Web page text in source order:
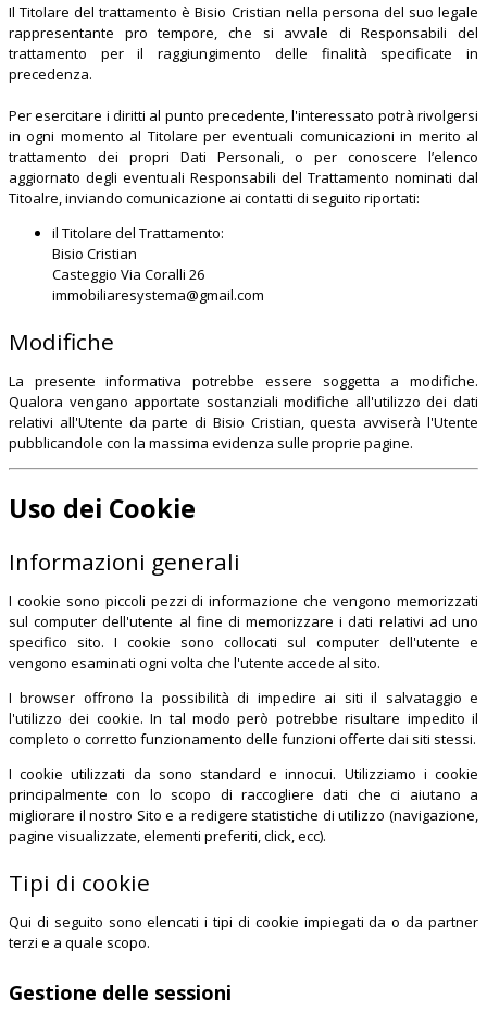
Il Titolare del trattamento èBisio Cristian nella persona del suo legale
rappresentante pro tempore, che si avvale di Responsabili del
trattamento per il raggiungimento delle finalità specificate in
precedenza.
Per esercitare i diritti al punto precedente, l'interessato potrà rivolgersi
in ogni momento al Titolare per eventuali comunicazioni in merito al
trattamento dei propri Dati Personali, o per conoscere l’elenco
aggiornato degli eventuali Responsabili del Trattamento nominati dal
Titoalre, inviando comunicazione ai contatti di seguito riportati:
il Titolare del Trattamento:
Bisio Cristian
Casteggio Via Coralli 26
immobiliaresystema@gmail.com
Modifiche
La presente informativa potrebbe essere soggetta a modifiche.
Qualora vengano apportate sostanziali modifiche all'utilizzo dei dati
relativi all'Utente da parte di Bisio Cristian, questa avviserà l'Utente
pubblicandole con la massima evidenza sulle proprie pagine.
Uso dei Cookie
Informazioni generali
I cookie sono piccoli pezzi di informazione che vengono memorizzati
sul computer dell'utente al fine di memorizzare i dati relativi ad uno
specifico sito. I cookie sono collocati sul computer dell'utente e
vengono esaminati ogni volta che l'utente accede al sito.
I browser offrono la possibilità di impedire ai siti il salvataggio e
l'utilizzo dei cookie. In tal modo però potrebbe risultare impedito il
completo o corretto funzionamento delle funzioni offerte dai siti stessi.
I cookie utilizzati da sono standard e innocui. Utilizziamo i cookie
principalmente con lo scopo di raccogliere dati che ci aiutano a
migliorare il nostro Sito e a redigere statistiche di utilizzo (navigazione,
pagine visualizzate, elementi preferiti, click, ecc).
Tipi di cookie
Qui di seguito sono elencati i tipi di cookie impiegati dao da partner
terzi e a quale scopo.
Gestione delle sessioni